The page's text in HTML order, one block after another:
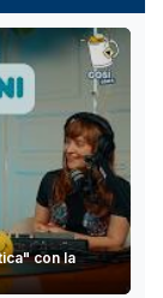
con la